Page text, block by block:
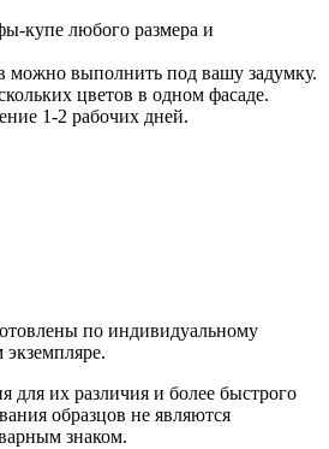
купе любого размера и
можно выполнить под вашу задумку.
цветов в одном фасаде.
1-2 рабочих дней.
по индивидуальному
для их различия и более быстрого
образцов не являются
знаком.